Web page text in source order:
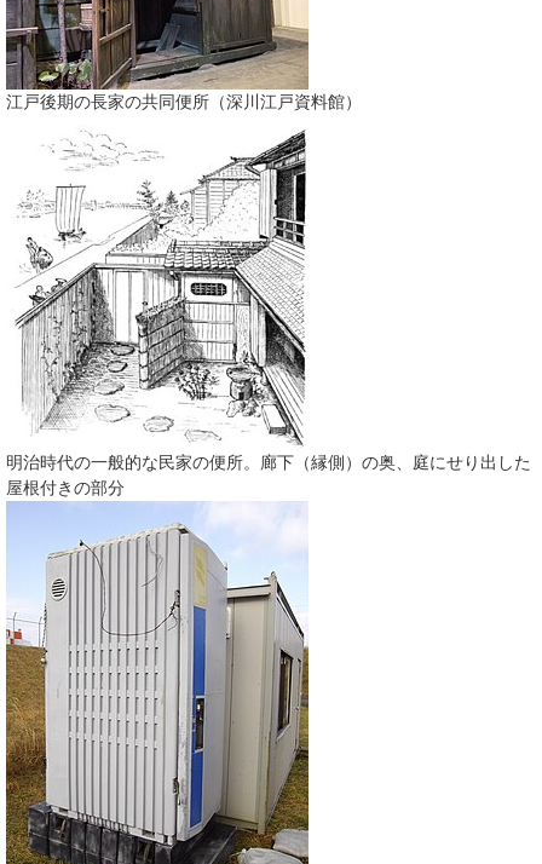
江戸後期の長家の共同便所（深川江戸資料館）
明治時代の一般的な民家の便所。廊下（縁側）の奥、庭にせり出した
屋根付きの部分